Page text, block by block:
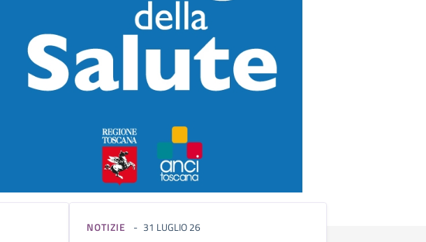
NOTIZIE 31 LUGLIO 26